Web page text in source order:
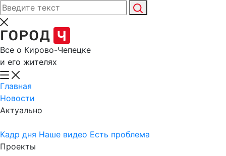
Все о Кирово-Чепецке
и его жителях
Главная
Новости
Актуально
Кадр дня Наше видео Есть проблема
Проекты